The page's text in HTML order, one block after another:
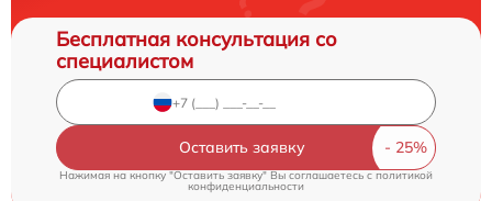
Бесплатная консультация со
специалистом
Оставить заявку
Нажимая на кнопку "Оставить заявку" Вы соглашаетесь c политикой
конфиденциальности